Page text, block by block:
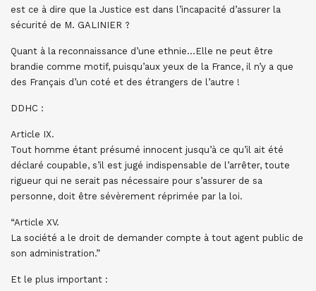
est ce à dire que la Justice est dans l’incapacité d’assurer la
sécurité de M. GALINIER ?
Quant à la reconnaissance d’une ethnie…Elle ne peut être
brandie comme motif, puisqu’aux yeux de la France, il n’y a que
des Français d’un coté et des étrangers de l’autre !
DDHC :
Article IX.
Tout homme étant présumé innocent jusqu’à ce qu’il ait été
déclaré coupable, s’il est jugé indispensable de l’arrêter, toute
rigueur qui ne serait pas nécessaire pour s’assurer de sa
personne, doit être sévèrement réprimée par la loi.
“Article XV.
La société a le droit de demander compte à tout agent public de
son administration.”
Et le plus important :